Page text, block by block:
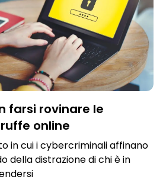
farsi rovinare le
online
in cui i cybercriminali affinano
della distrazione di chi è in